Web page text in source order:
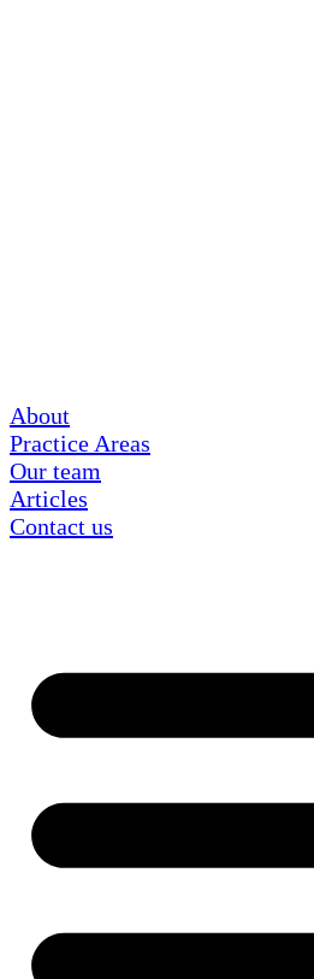
About
Practice Areas
Our team
Articles
Contact us